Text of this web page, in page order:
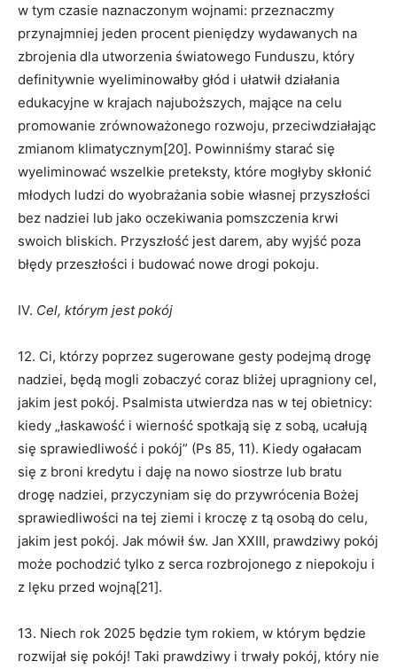
w tym czasie naznaczonym wojnami: przeznaczmy
przynajmniej jeden procent pieniędzy wydawanych na
zbrojenia dla utworzenia światowego Funduszu, który
definitywnie wyeliminowałby głód i ułatwił działania
edukacyjne w krajach najuboższych, mające na celu
promowanie zrównoważonego rozwoju, przeciwdziałając
zmianom klimatycznym[20]. Powinniśmy starać się
wyeliminować wszelkie preteksty, które mogłyby skłonić
młodych ludzi do wyobrażania sobie własnej przyszłości
bez nadziei lub jako oczekiwania pomszczenia krwi
swoich bliskich. Przyszłość jest darem, aby wyjść poza
błędy przeszłości i budować nowe drogi pokoju.
IV. Cel, którym jest pokój
12. Ci, którzy poprzez sugerowane gesty podejmą drogę
nadziei, będą mogli zobaczyć coraz bliżej upragniony cel,
jakim jest pokój. Psalmista utwierdza nas w tej obietnicy:
kiedy „łaskawość i wierność spotkają się z sobą, ucałują
się sprawiedliwość i pokój” (Ps 85, 11). Kiedy ogałacam
się z broni kredytu i daję na nowo siostrze lub bratu
drogę nadziei, przyczyniam się do przywrócenia Bożej
sprawiedliwości na tej ziemi i kroczę z tą osobą do celu,
jakim jest pokój. Jak mówił św. Jan XXIII, prawdziwy pokój
może pochodzić tylko z serca rozbrojonego z niepokoju i
z lęku przed wojną[21].
13. Niech rok 2025 będzie tym rokiem, w którym będzie
rozwijał się pokój! Taki prawdziwy i trwały pokój, który nie